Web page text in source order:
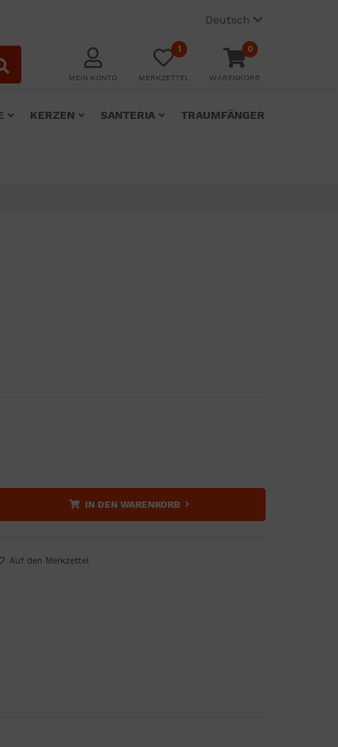
Deutsch
MEIN KONTO
1
MERKZETTEL
0
WARENKORB
KERZEN SANTERIA TRAUMFÄNGER
IN DEN WARENKORB